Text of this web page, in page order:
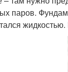
паров.
жидкостью.